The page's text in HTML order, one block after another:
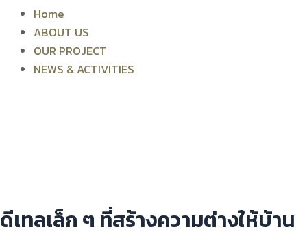
Home
ABOUT US
OUR PROJECT
NEWS & ACTIVITIES
ดีเทลเล็ก ๆ ที่สร้างความต่างให้บ้าน